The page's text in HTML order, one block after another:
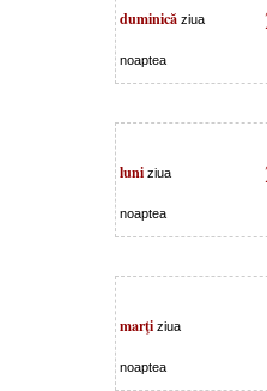
duminică ziua
noaptea
luni ziua
noaptea
marţi ziua
noaptea